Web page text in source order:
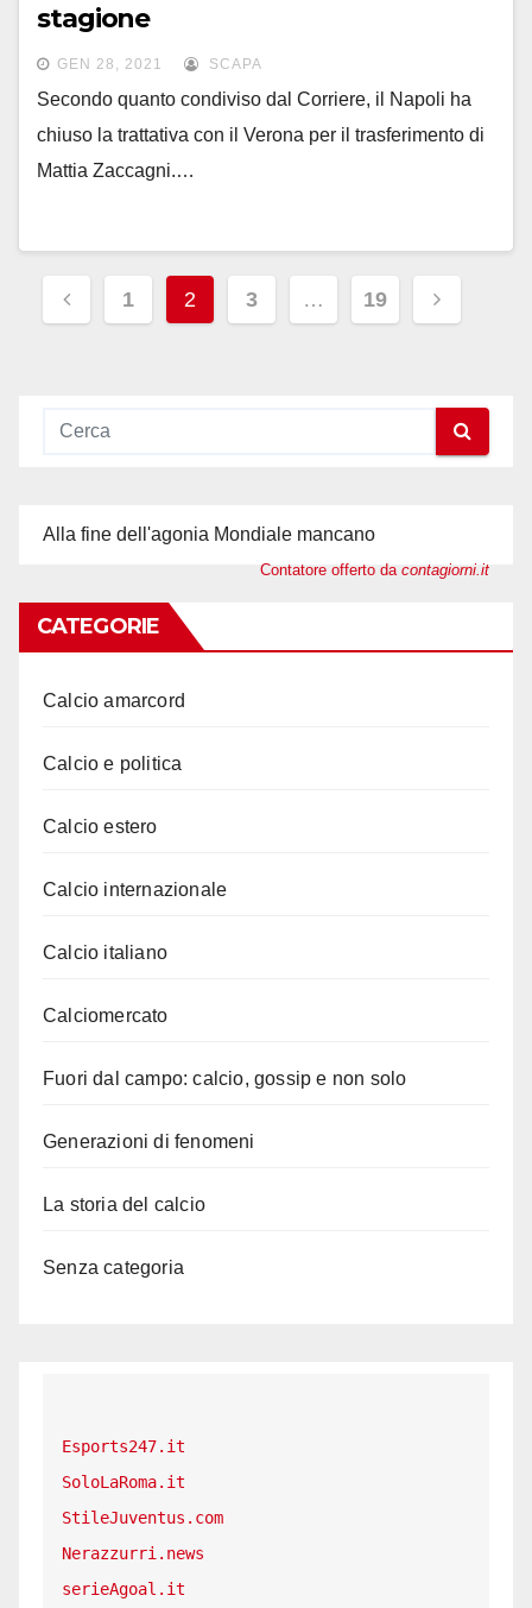
stagione
GEN 28, 2021 SCAPA
Secondo quanto condiviso dal Corriere, il Napoli ha
chiuso la trattativa con il Verona per il trasferimento di
Mattia Zaccagni.…
Paginazione
1 2 3 … 19
Alla fine dell'agonia Mondiale mancano
Contatore offerto da contagiorni.it
CATEGORIE
Calcio amarcord
Calcio e politica
Calcio estero
Calcio internazionale
Calcio italiano
Calciomercato
Fuori dal campo: calcio, gossip e non solo
Generazioni di fenomeni
La storia del calcio
Senza categoria
Esports247.it
SoloLaRoma.it
StileJuventus.com
Nerazzurri.news
serieAgoal.it